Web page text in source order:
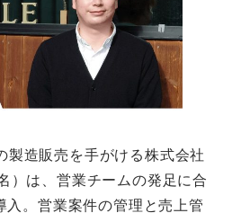
製造販売を手がける株式会社
）は、営業チームの発足に合
入。営業案件の管理と売上管